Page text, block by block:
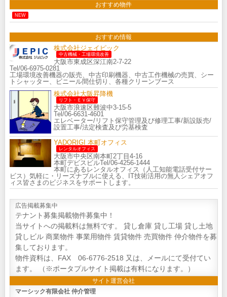
おすすめ物件
NEW
おすすめ情報
株式会社ジェイピック
中古機械・工場環境改善
大阪市東成区深江南2-7-22
Tel/06-6975-0281
工場環境改善機器の販売、中古印刷機器、中古工作機械の売買、シー
トシャッター、ビニール間仕切り、各種クリーンブース
株式会社大阪昇降機
リフト・ＥＶ保守
大阪市浪速区難波中3-15-5
Tel/06-6631-4601
エレベーター/リフト保守管理及び修理工事/新設販売/
設置工事/法定検査及び労基検査
YADORIGI 本町オフィス
レンタルオフィス
大阪市中央区南本町2丁目4-16
本町デビスビルTel/06-4256-1444
本町にあるレンタルオフィス（人工知能電話受付サー
ビス）気軽に・リーズナブルに使える、IT技術活用の無人シェアオフ
ィス皆さまのビジネスをサポートします。
広告掲載募集中
テナント募集掲載物件募集中！
当サイトへの掲載料は無料です。 貸し倉庫 貸し工場 貸し土地
貸しビル 商業物件 事業用物件 賃貸物件 売買物件 仲介物件を募
集しております。
物件資料は、FAX 06-6776-2518 又は、メールにて受付てい
ます。 （※ポータプルサイト掲載は有料になります。）
サイト運営会社
マーシック有限会社 仲介管理